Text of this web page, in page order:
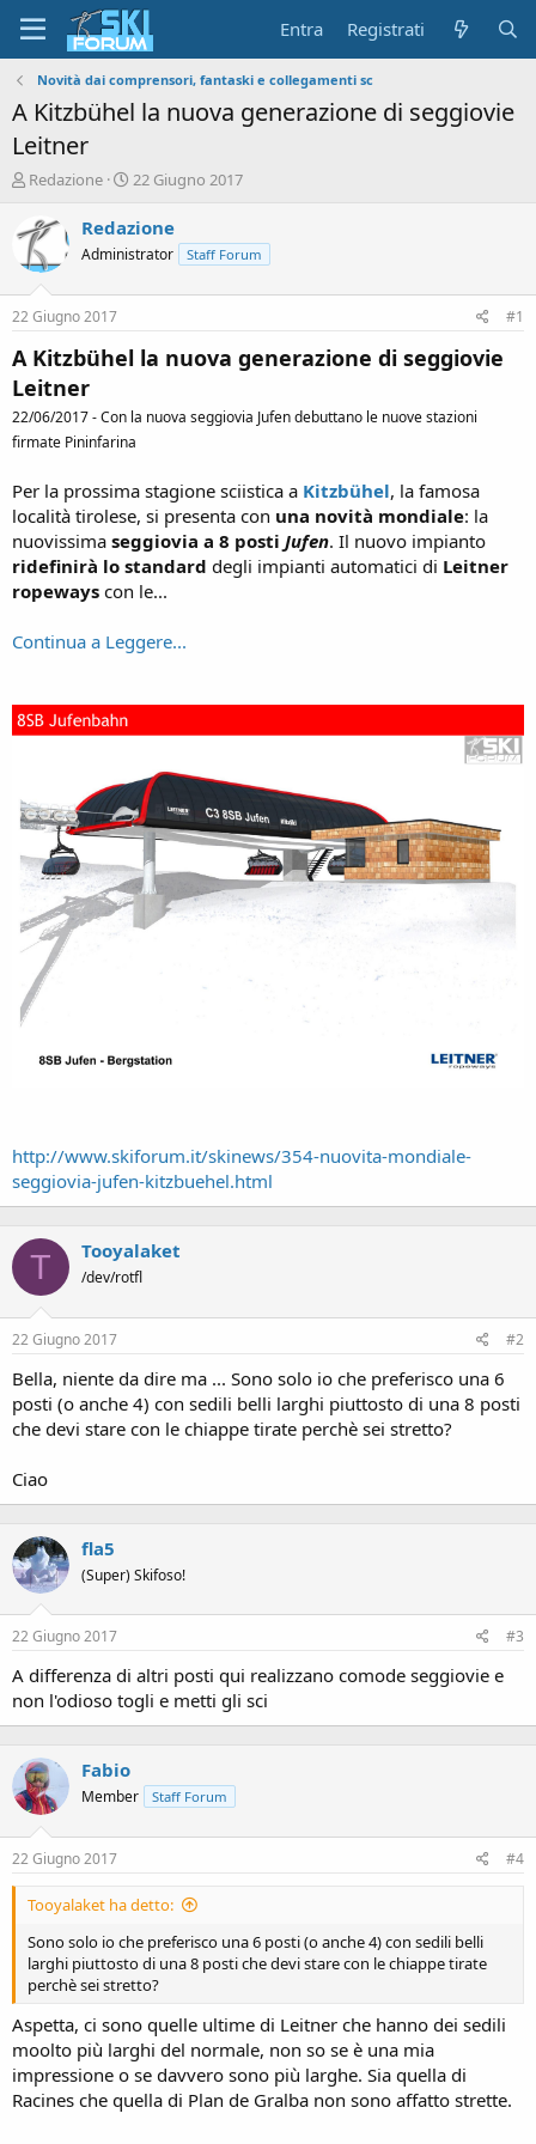
Entra Registrati
Novità dai comprensori, fantaski e collegamenti sc
A Kitzbühel la nuova generazione di seggiovie
Leitner
A
o
r
d
i
s
c
u
s
s
n
e
Redazione
D
t
d
i
z
o
22 Giugno 2017
Redazione
Administrator Staff Forum
22 Giugno 2017 #1
A Kitzbühel la nuova generazione di seggiovie
Leitner
22/06/2017 - Con la nuova seggiovia Jufen debuttano le nuove stazioni
firmate Pininfarina
Per la prossima stagione sciistica a Kitzbühel, la famosa
località tirolese, si presenta con una novità mondiale: la
nuovissima seggiovia a 8 posti Jufen. Il nuovo impianto
ridefinirà lo standard degli impianti automatici di Leitner
ropeways con le...
Continua a Leggere...
http://www.skiforum.it/skinews/354-nuovita-mondiale-
seggiovia-jufen-kitzbuehel.html
T Tooyalaket
/dev/rotfl
22 Giugno 2017 #2
Bella, niente da dire ma ... Sono solo io che preferisco una 6
posti (o anche 4) con sedili belli larghi piuttosto di una 8 posti
che devi stare con le chiappe tirate perchè sei stretto?
Ciao
fla5
(Super) Skifoso!
22 Giugno 2017 #3
A differenza di altri posti qui realizzano comode seggiovie e
non l'odioso togli e metti gli sci
Fabio
Member Staff Forum
22 Giugno 2017 #4
Tooyalaket ha detto:
Sono solo io che preferisco una 6 posti (o anche 4) con sedili belli
larghi piuttosto di una 8 posti che devi stare con le chiappe tirate
perchè sei stretto?
Aspetta, ci sono quelle ultime di Leitner che hanno dei sedili
moolto più larghi del normale, non so se è una mia
impressione o se davvero sono più larghe. Sia quella di
Racines che quella di Plan de Gralba non sono affatto strette.